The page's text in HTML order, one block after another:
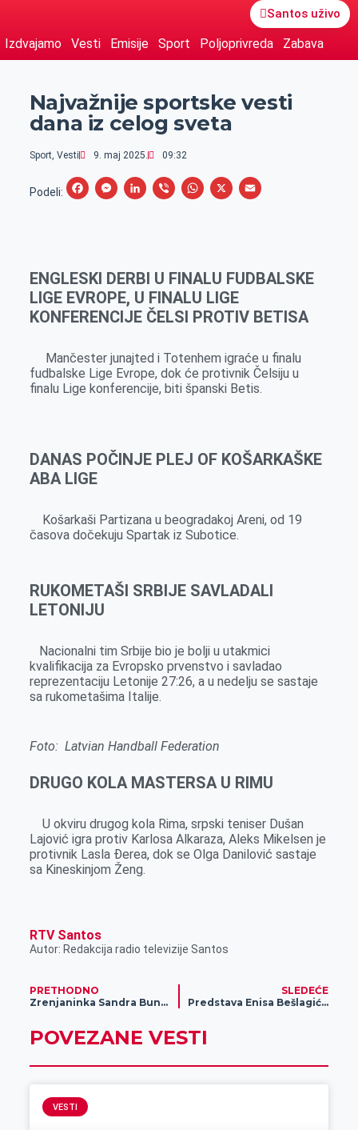
Santos uživo
Izdvajamo Vesti Emisije Sport Poljoprivreda Zabava
Najvažnije sportske vesti
dana iz celog sveta
Sport, Vesti 9. maj 2025. 09:32
Podeli:
F
b
o
o
M
e
n
g
r
L
d
I
V
r
W
A
p
X
E
l
ENGLESKI DERBI U FINALU FUDBALSKE
LIGE EVROPE, U FINALU LIGE
KONFERENCIJE ČELSI PROTIV BETISA
Mančester junajted i Totenhem igraće u finalu
fudbalske Lige Evrope, dok će protivnik Čelsiju u
finalu Lige konferencije, biti španski Betis.
DANAS POČINJE PLEJ OF KOŠARKAŠKE
ABA LIGE
Košarkaši Partizana u beogradakoj Areni, od 19
časova dočekuju Spartak iz Subotice.
RUKOMETAŠI SRBIJE SAVLADALI
LETONIJU
Nacionalni tim Srbije bio je bolji u utakmici
kvalifikacija za Evropsko prvenstvo i savladao
reprezentaciju Letonije 27:26, a u nedelju se sastaje
sa rukometašima Italije.
Foto: Latvian Handball Federation
DRUGO KOLA MASTERSA U RIMU
U okviru drugog kola Rima, srpski teniser Dušan
Lajović igra protiv Karlosa Alkaraza, Aleks Mikelsen je
protivnik Lasla Đerea, dok se Olga Danilović sastaje
sa Kineskinjom Ženg.
RTV Santos
Autor: Redakcija radio televizije Santos
PRETHODNO
Zrenjaninka Sandra Bundić prvakinja sveta u karateu!
SLEDEĆE
Predstava Enisa Bešlagića „Da sam ja neko“ ponovo u Zrenjaninu!
POVEZANE VESTI
VESTI